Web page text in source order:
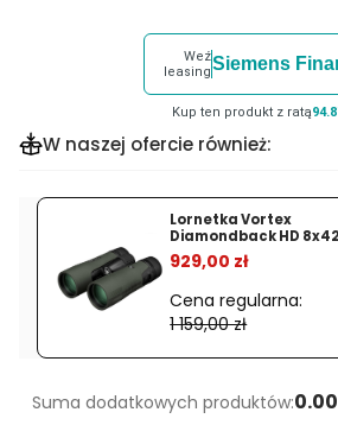
Weź
leasingSiemens
Kup ten produkt z ratą
W naszej ofercie również:
Lornetka Vortex
Diamondback HD 8x42
929,00 zł
Cena regularna:
1 159,00 zł
Suma dodatkowych produktów:0.00